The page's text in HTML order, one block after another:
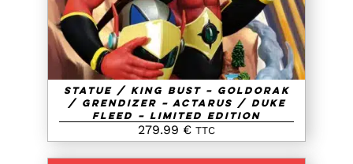
Statue / King Bust – Goldorak
/ Grendizer – Actarus / Duke
Fleed – Limited Edition
279.99 € TTC